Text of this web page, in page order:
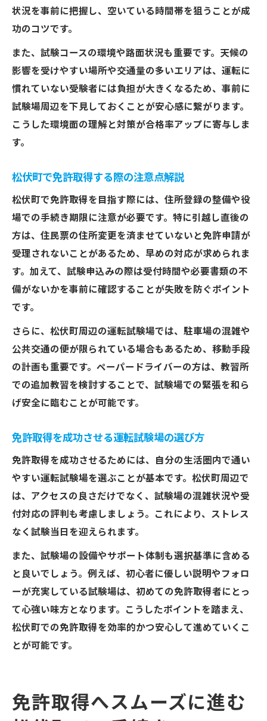
免許取得をスムーズにする受付時間の把握
方法
安心して免許を取得するための事前準備
免許取得前に松伏町役場で確認すべきこと
安心して免許取得に臨むための事前準備方
法
松伏町役場まちづくり整備課のサポート活
準備
免許取得の失敗を防ぐための情報収集ポイ
ント
状況を事前に把握し、空いている時間帯を狙うことが成
功のコツです。
また、試験コースの環境や路面状況も重要です。天候の
影響を受けやすい場所や交通量の多いエリアは、運転に
慣れていない受験者には負担が大きくなるため、事前に
試験場周辺を下見しておくことが安心感に繋がります。
こうした環境面の理解と対策が合格率アップに寄与しま
す。
松伏町で免許取得する際の注意点解説
松伏町で免許取得を目指す際には、住所登録の整備や役
場での手続き期限に注意が必要です。特に引越し直後の
方は、住民票の住所変更を済ませていないと免許申請が
受理されないことがあるため、早めの対応が求められま
す。加えて、試験申込みの際は受付時間や必要書類の不
備がないかを事前に確認することが失敗を防ぐポイント
です。
さらに、松伏町周辺の運転試験場では、駐車場の混雑や
公共交通の便が限られている場合もあるため、移動手段
の計画も重要です。ペーパードライバーの方は、教習所
での追加教習を検討することで、試験場での緊張を和ら
げ安全に臨むことが可能です。
免許取得を成功させる運転試験場の選び方
免許取得を成功させるためには、自分の生活圏内で通い
やすい運転試験場を選ぶことが基本です。松伏町周辺で
は、アクセスの良さだけでなく、試験場の混雑状況や受
付対応の評判も考慮しましょう。これにより、ストレス
なく試験当日を迎えられます。
また、試験場の設備やサポート体制も選択基準に含める
と良いでしょう。例えば、初心者に優しい説明やフォロ
ーが充実している試験場は、初めての免許取得者にとっ
て心強い味方となります。こうしたポイントを踏まえ、
松伏町での免許取得を効率的かつ安心して進めていくこ
とが可能です。
免許取得へスムーズに進む